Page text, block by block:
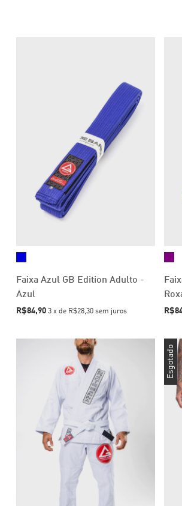
Faixa Azul GB Edition Adulto -
Azul
R$84,90 3 x de R$28,30 sem juros
Esgotado